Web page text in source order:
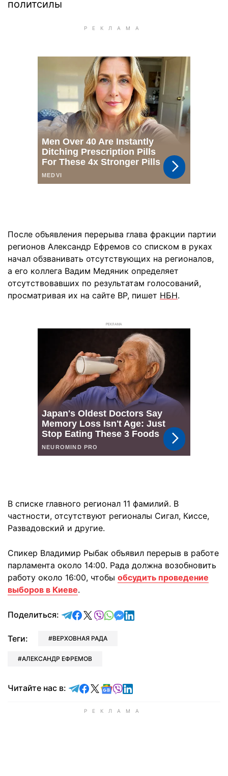
политсилы
После объявления перерыва глава фракции партии
регионов Александр Ефремов со списком в руках
начал обзванивать отсутствующих на регионалов,
а его коллега Вадим Медяник определяет
отсутствовавших по результатам голосований,
просматривая их на сайте ВР, пишет НБН.
РЕКЛАМА
В списке главного регионал 11 фамилий. В
частности, отсутствуют регионалы Сигал, Киссе,
Развадовский и другие.
Спикер Владимир Рыбак объявил перерыв в работе
парламента около 14:00. Рада должна возобновить
работу около 16:00, чтобы обсудить проведение
выборов в Киеве.
Поделиться: отправить в Telegram
поделиться в Facebook
поделиться в X
отправить в Viber
отправить в Whatsapp
отправить в Messenger
отправить в LinkedIn
Теги: ВЕРХОВНАЯ РАДА
АЛЕКСАНДР ЕФРЕМОВ
Читайте нас в: Читайте в Telegram
Читайте в Facebook
Читайте в X
Читайте в Google news
Читайте в Viber
Читайте в LinkedIn